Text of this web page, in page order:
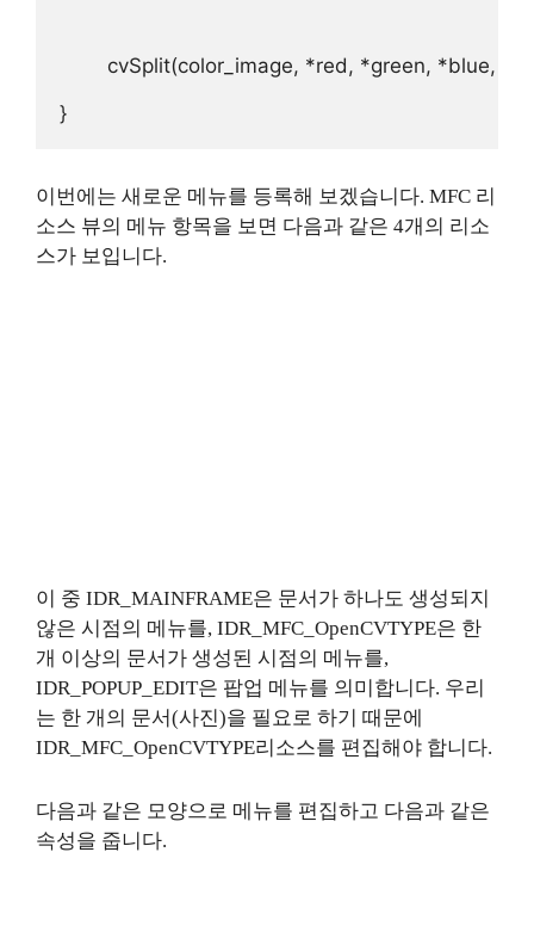
cvSplit(color_image, *red, *green, *blue,
}
이번에는 새로운 메뉴를 등록해 보겠습니다. MFC 리
소스 뷰의 메뉴 항목을 보면 다음과 같은 4개의 리소
스가 보입니다.
이 중 IDR_MAINFRAME은 문서가 하나도 생성되지
않은 시점의 메뉴를, IDR_MFC_OpenCVTYPE은 한
개 이상의 문서가 생성된 시점의 메뉴를,
IDR_POPUP_EDIT은 팝업 메뉴를 의미합니다. 우리
는 한 개의 문서(사진)을 필요로 하기 때문에
IDR_MFC_OpenCVTYPE리소스를 편집해야 합니다.
다음과 같은 모양으로 메뉴를 편집하고 다음과 같은
속성을 줍니다.